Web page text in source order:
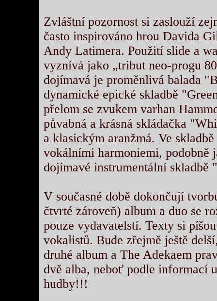
Zvláštní pozornost si zaslouží
často inspirováno hrou Davida
Andy Latimera. Použití slide a
vyznívá jako „tribut neo-progu
dojímavá je proměnlivá balada
dynamické epické skladbě
přelom se zvukem varhan
půvabná a krásná skládačka
a klasickým aranžmá. Ve
vokálními harmoniemi, podobně
dojímavé instrumentální skladbě
V současné době dokončují
čtvrté zároveň) album a duo se
pouze vydavatelstí. Texty si
vokalistů. Bude zřejmě ještě
druhé album a The Adekaem
dvě alba, neboť podle informací
hudby!!!